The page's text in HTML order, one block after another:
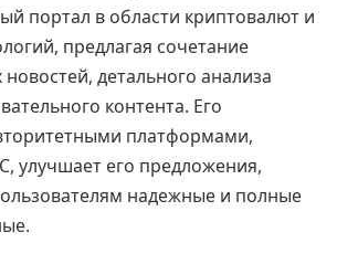
портал в области криптовалют и
предлагая сочетание
детального анализа
контента. Его
платформами,
улучшает его предложения,
надежные и полные